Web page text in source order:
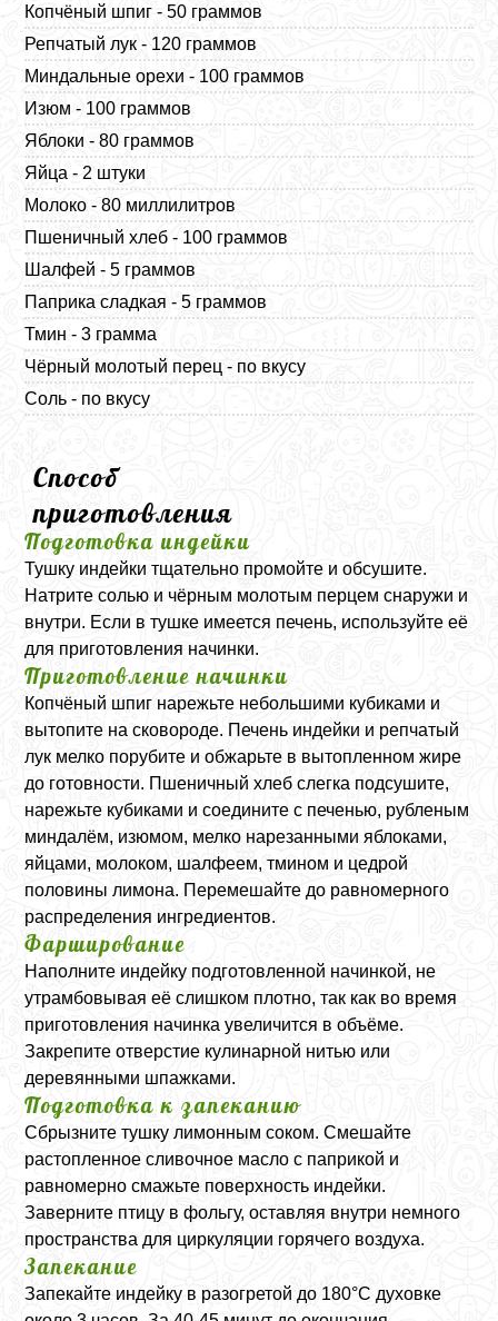
Копчёный шпиг - 50 граммов
Репчатый лук - 120 граммов
Миндальные орехи - 100 граммов
Изюм - 100 граммов
Яблоки - 80 граммов
Яйца - 2 штуки
Молоко - 80 миллилитров
Пшеничный хлеб - 100 граммов
Шалфей - 5 граммов
Паприка сладкая - 5 граммов
Тмин - 3 грамма
Чёрный молотый перец - по вкусу
Соль - по вкусу
Способ
приготовления
Подготовка индейки
Тушку индейки тщательно промойте и обсушите.
Натрите солью и чёрным молотым перцем снаружи и
внутри. Если в тушке имеется печень, используйте её
для приготовления начинки.
Приготовление начинки
Копчёный шпиг нарежьте небольшими кубиками и
вытопите на сковороде. Печень индейки и репчатый
лук мелко порубите и обжарьте в вытопленном жире
до готовности. Пшеничный хлеб слегка подсушите,
нарежьте кубиками и соедините с печенью, рубленым
миндалём, изюмом, мелко нарезанными яблоками,
яйцами, молоком, шалфеем, тмином и цедрой
половины лимона. Перемешайте до равномерного
распределения ингредиентов.
Фарширование
Наполните индейку подготовленной начинкой, не
утрамбовывая её слишком плотно, так как во время
приготовления начинка увеличится в объёме.
Закрепите отверстие кулинарной нитью или
деревянными шпажками.
Подготовка к запеканию
Сбрызните тушку лимонным соком. Смешайте
растопленное сливочное масло с паприкой и
равномерно смажьте поверхность индейки.
Заверните птицу в фольгу, оставляя внутри немного
пространства для циркуляции горячего воздуха.
Запекание
Запекайте индейку в разогретой до 180°C духовке